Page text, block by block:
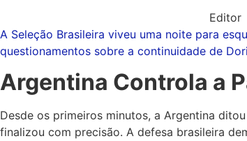
Editor
A Seleção Brasileira viveu uma noite para
questionamentos sobre a continuidade de
Argentina Controla a
Desde os primeiros minutos, a Argentina
finalizou com precisão. A defesa brasileira